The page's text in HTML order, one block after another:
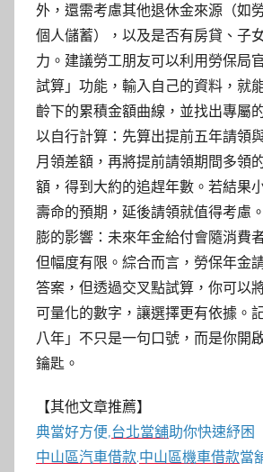
外，還需考慮其他退休金來源（如
個人儲蓄），以及是否有房貸、子
力。建議勞工朋友可以利用勞保局
試算」功能，輸入自己的資料，就
齡下的累積金額曲線，並找出專屬
以自行計算：先算出提前五年請領
月領差額，再將提前請領期間多領
額，得到大約的追趕年數。若結果
壽命的預期，延後請領就值得考慮
膨的影響：未來年金給付會隨消費
但幅度有限。綜合而言，勞保年金
答案，但透過交叉點試算，你可以
可量化的數字，讓選擇更有依據。
八年」不只是一句口號，而是你開
鑰匙。
【其他文章推薦】
典當好方便,台北當舖助你快速紓困
中山區汽車借款.中山區機車借款當